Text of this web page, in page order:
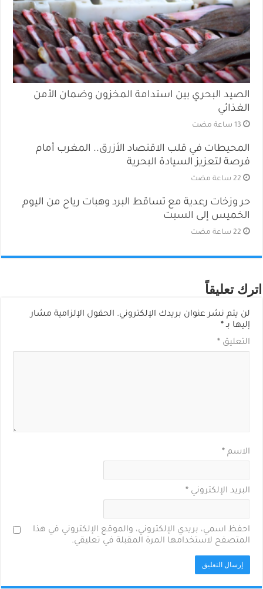
الصيد البحري بين استدامة المخزون وضمان الأمن
الغذائي
المحيطات في قلب الاقتصاد الأزرق.. المغرب أمام
فرصة لتعزيز السيادة البحرية
حر وزخات رعدية مع تساقط البرد وهبات رياح من اليوم
الخميس إلى السبت
اترك تعليقاً
لن يتم نشر عنوان بريدك الإلكتروني. الحقول الإلزامية مشار
إليها بـ*
التعليق*
الاسم*
البريد الإلكتروني*
احفظ اسمي، بريدي الإلكتروني، والموقع الإلكتروني في هذا
المتصفح لاستخدامها المرة المقبلة في تعليقي.